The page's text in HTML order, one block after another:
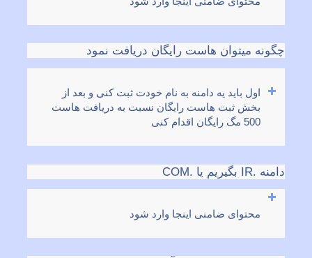
چگونه میتوان هاست رایگان دریافت نمود
اول باید یه دامنه به نام خودت ثبت کنی و بعد از
بخش ثبت هاست رایگان نسبت به دریافت هاست
500 مگ رایگان اقدام کنی
دامنه .IR بگیریم یا .COM
محتوای ضامنی اینجا وارد شود